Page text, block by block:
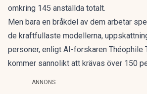
omkring 145 anställda totalt.
Men bara en bråkdel av dem arbetar
de kraftfullaste modellerna,
personer, enligt AI-forskaren Théophile
kommer sannolikt att krävas över 150
ANNONS